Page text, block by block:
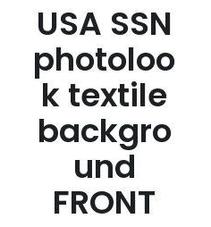
USA SSN
photoloo
k textile
backgro
und
FRONT